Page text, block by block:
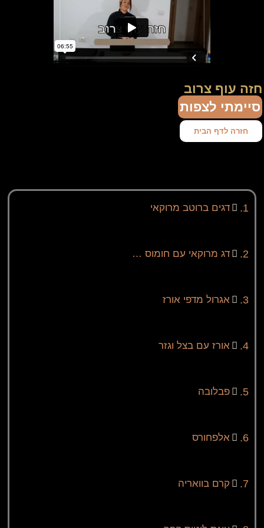
. דגים ברוטב מרוקאי
. דג מרוקאי עם חומוס …
. אגרול מדפי אורז
. אורז עם בצל וגזר
. פבלובה
. אלפחורס
. קרם בוואריה
חזה עוף צרוב
סיימתי לצפות
חזרה לדף הבית